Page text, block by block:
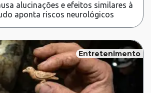
alucinações e efeitos similares à
aponta riscos neurológicos
Entretenimento